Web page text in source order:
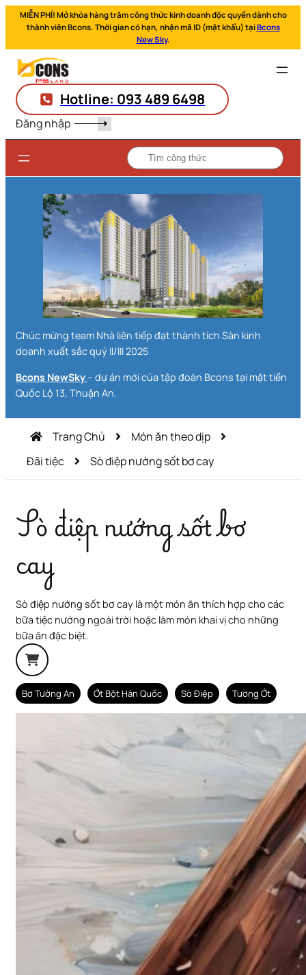
MIỄN PHÍ! Mở khóa hàng trăm công thức kinh doanh độc quyền dành cho
thành viên Bcons. Thời gian có hạn, nhận mã ID (mật khẩu) tạiBcons
New Sky.
Hotline: 093 489 6498
Đăng nhập
Chúc mừng team Nhà liên tiếp đạt thành tích Sàn kinh
doanh xuất sắc quý II/III 2025
Bcons NewSky– dự án mới của tập đoàn Bcons tại mặt tiền
Quốc Lộ 13, Thuận An.
Trang Chủ
Món ăn theo dịp
Đãi tiệc
Sò điệp nướng sốt bơ cay
Sò điệp nướng sốt bơ
cay
Sò điệp nướng sốt bơ cay là một món ăn thích hợp cho các
bữa tiệc nướng ngoài trời hoặc làm món khai vị cho những
bữa ăn đặc biệt.
Bơ Tường An Ớt Bột Hàn Quốc Sò Điệp Tương Ớt